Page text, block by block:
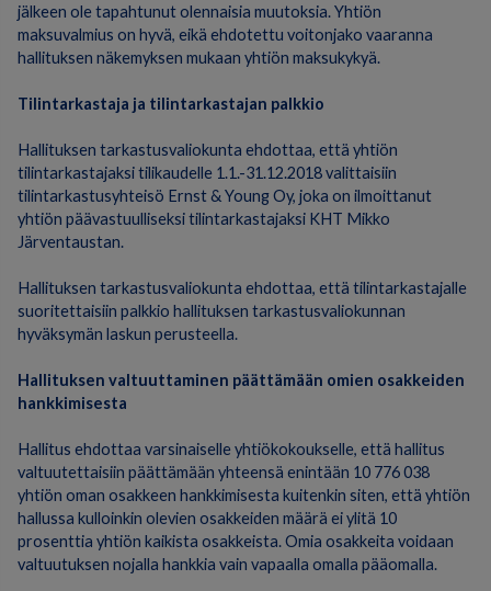
jälkeen ole tapahtunut olennaisia muutoksia. Yhtiön
maksuvalmius on hyvä, eikä ehdotettu voitonjako vaaranna
hallituksen näkemyksen mukaan yhtiön maksukykyä.
Tilintarkastaja ja tilintarkastajan palkkio
Hallituksen tarkastusvaliokunta ehdottaa, että yhtiön
tilintarkastajaksi tilikaudelle 1.1.-31.12.2018 valittaisiin
tilintarkastusyhteisö Ernst & Young Oy, joka on ilmoittanut
yhtiön päävastuulliseksi tilintarkastajaksi KHT Mikko
Järventaustan.
Hallituksen tarkastusvaliokunta ehdottaa, että tilintarkastajalle
suoritettaisiin palkkio hallituksen tarkastusvaliokunnan
hyväksymän laskun perusteella.
Hallituksen valtuuttaminen päättämään omien osakkeiden
hankkimisesta
Hallitus ehdottaa varsinaiselle yhtiökokoukselle, että hallitus
valtuutettaisiin päättämään yhteensä enintään 10 776 038
yhtiön oman osakkeen hankkimisesta kuitenkin siten, että yhtiön
hallussa kulloinkin olevien osakkeiden määrä ei ylitä 10
prosenttia yhtiön kaikista osakkeista. Omia osakkeita voidaan
valtuutuksen nojalla hankkia vain vapaalla omalla pääomalla.